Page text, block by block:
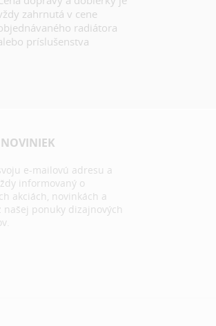
zahrnutá v cene
radiátora
príslušenstva
e-mailovú adresu a
informovaný o
akciách, novinkách a
našej ponuky dizajnových